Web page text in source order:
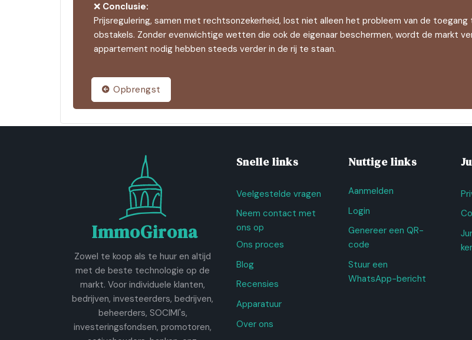
❌ Conclusie:
Prijsregulering, samen met rechtsonzekerheid, lost niet alleen het probleem van de
obstakels. Zonder evenwichtige wetten die ook de eigenaar beschermen, wordt de markt
appartement nodig hebben steeds verder in de rij te staan.
Opbrengst
ImmoGirona
Zowel te koop als te huur en altijd
met de beste technologie op de
markt. Voor individuele klanten,
bedrijven, investeerders, bedrijven,
beheerders, SOCIMI's,
investeringsfondsen, promotoren,
Snelle links
Veelgestelde vragen
Neem contact met
ons op
Ons proces
Blog
Recensies
Apparatuur
Over ons
Nuttige links
Aanmelden
Login
Genereer een QR-
code
Stuur een
WhatsApp-bericht